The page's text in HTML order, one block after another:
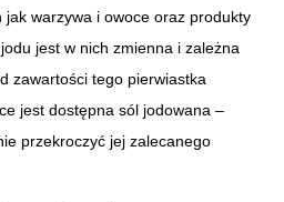
warzywa i owoce oraz produkty
jest w nich zmienna i zależna
zawartości tego pierwiastka
jest dostępna sól jodowana –
przekroczyć jej zalecanego